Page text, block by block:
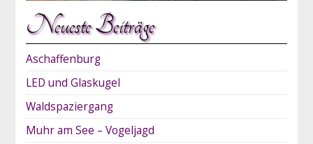
Neueste Beiträge
Aschaffenburg
LED und Glaskugel
Waldspaziergang
Muhr am See – Vogeljagd